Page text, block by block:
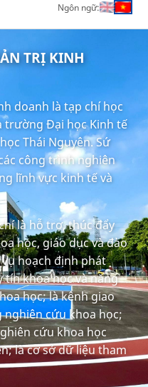
Ngôn ngữ:
TRỊ KINH
doanh là tạp chí học
trường Đại học Kinh tế
Thái Nguyên. Sứ
công trình nghiên
lĩnh vực kinh tế và
là hỗ trợ, thúc đẩy
học, giáo dục và đào
hoạch định phát
tín khoa học và năng
học; là kênh giao
cứu khoa học;
cứu khoa học
là cơ sở dữ liệu tham